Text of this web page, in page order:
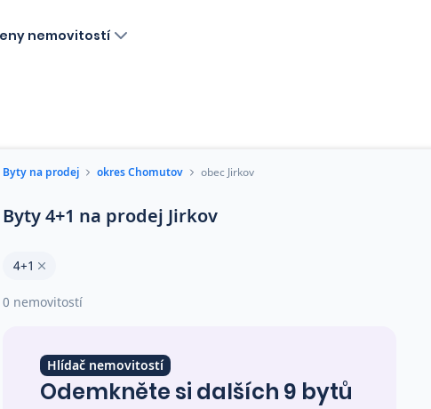
nemovitostí
Byty na prodej okres Chomutov obec Jirkov
Byty 4+1 na prodej Jirkov
4+1
0 nemovitostí
Hlídač nemovitostí
Odemkněte si dalších 9 bytů